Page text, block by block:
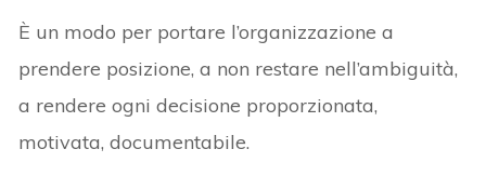
È un modo per portare l’organizzazione a
prendere posizione, a non restare nell’ambiguità,
a rendere ogni decisione proporzionata,
motivata, documentabile.